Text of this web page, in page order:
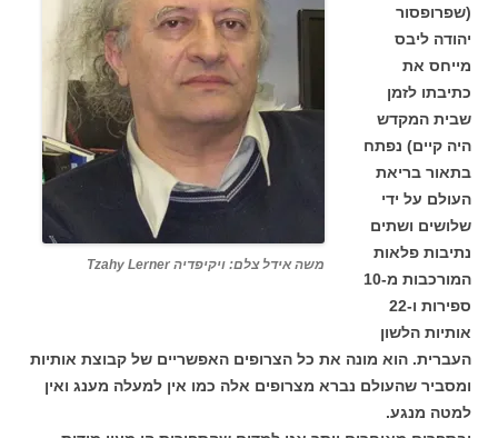
משה אידל צלם: ויקיפדיה Tzahy Lerner
(שפרופסור
יהודה ליבס
מייחס את
כתיבתו לזמן
שבית המקדש
היה קיים) נפתח
בתאור בריאת
העולם על ידי
שלושים ושתים
נתיבות פלאות
המורכבות מ-10
ספירות ו-22
אותיות הלשון
העברית. הוא מונה את כל הצרופים האפשריים של קבוצת אותיות
ומסביר שהעולם נברא מצרופים אלה כמו אין למעלה מענג ואין
למטה מנגע.